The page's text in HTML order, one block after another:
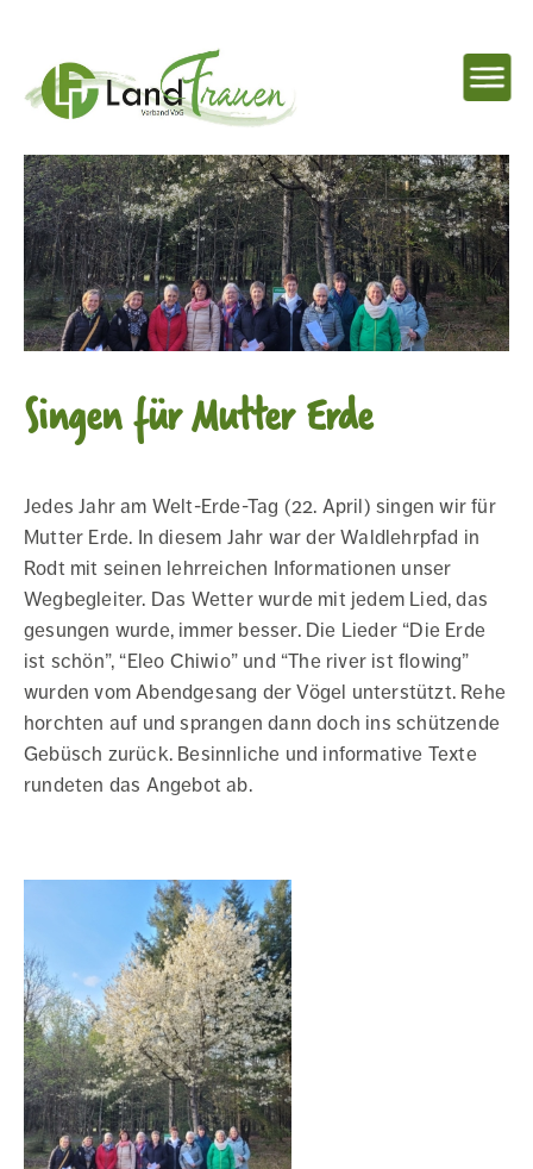
Landfrauenverband
Ostbelgien
Singen für Mutter Erde
Jedes Jahr am Welt-Erde-Tag (22. April) singen wir für
Mutter Erde. In diesem Jahr war der Waldlehrpfad in
Rodt mit seinen lehrreichen Informationen unser
Wegbegleiter. Das Wetter wurde mit jedem Lied, das
gesungen wurde, immer besser. Die Lieder “Die Erde
ist schön”, “Eleo Chiwio” und “The river ist flowing”
wurden vom Abendgesang der Vögel unterstützt. Rehe
horchten auf und sprangen dann doch ins schützende
Gebüsch zurück. Besinnliche und informative Texte
rundeten das Angebot ab.